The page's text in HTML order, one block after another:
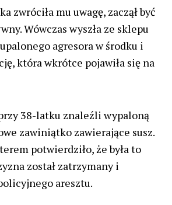
zwróciła mu uwagę, zaczął być
Wówczas wyszła ze sklepu
agresora w środku i
która wkrótce pojawiła się na
38-latku znaleźli wypaloną
zawiniątko zawierające susz.
potwierdziło, że była to
został zatrzymany i
aresztu.